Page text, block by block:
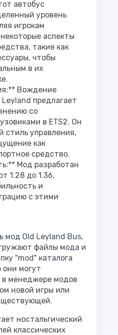
автобус
уровень
игрокам
аспекты
такие как
чтобы
в их
Вождение
предлагает
со
в ETS2. Он
стиль управления,
как
средство.
Мод разработан
1.28 до 1.36,
и
с этими
мод Old Leyland Bus,
файлы мода и
"mod" каталога
они могут
в менеджере модов
новой игры или
ностальгический
классических